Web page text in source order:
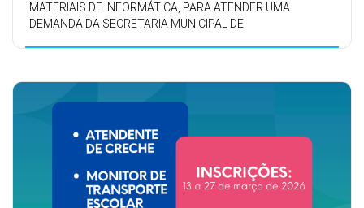
MATERIAIS DE INFORMÁTICA, PARA ATENDER UMA
DEMANDA DA SECRETARIA MUNICIPAL DE